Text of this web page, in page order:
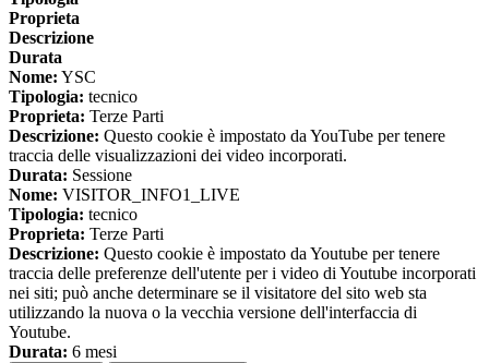
Proprieta
Descrizione
Durata
Nome: YSC
Tipologia: tecnico
Proprieta: Terze Parti
Descrizione: Questo cookie è impostato da YouTube per tenere
traccia delle visualizzazioni dei video incorporati.
Durata: Sessione
Nome: VISITOR_INFO1_LIVE
Tipologia: tecnico
Proprieta: Terze Parti
Descrizione: Questo cookie è impostato da Youtube per tenere
traccia delle preferenze dell'utente per i video di Youtube incorporati
nei siti; può anche determinare se il visitatore del sito web sta
utilizzando la nuova o la vecchia versione dell'interfaccia di
Youtube.
Durata: 6 mesi